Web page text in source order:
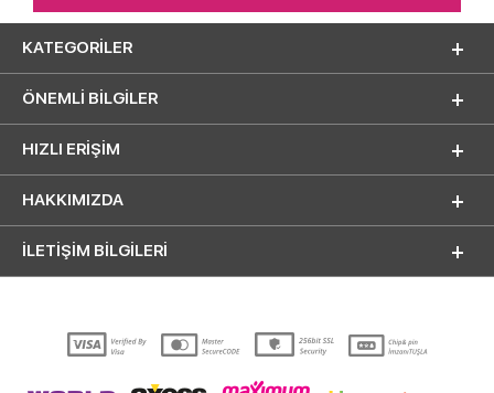
KATEGORILER
ÖNEMLI BILGILER
HIZLI ERIŞIM
HAKKIMIZDA
İLETİŞİM BİLGİLERİ